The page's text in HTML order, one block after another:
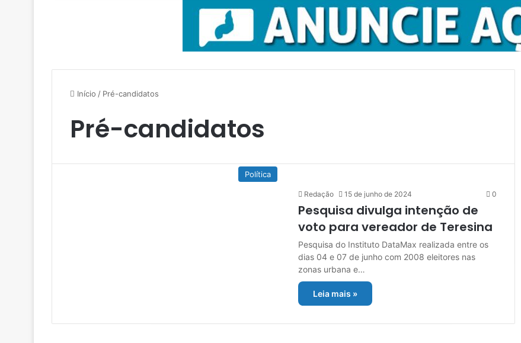
Início / Pré-candidatos
Pré-candidatos
Política
Redação 15 de junho de 2024 0
Pesquisa divulga intenção de
voto para vereador de Teresina
Pesquisa do Instituto DataMax realizada entre os
dias 04 e 07 de junho com 2008 eleitores nas
zonas urbana e…
Leia mais »